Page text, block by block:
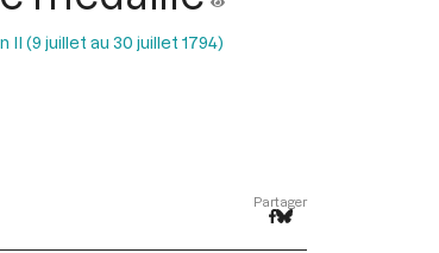
II (9 juillet au 30 juillet 1794)
Partager